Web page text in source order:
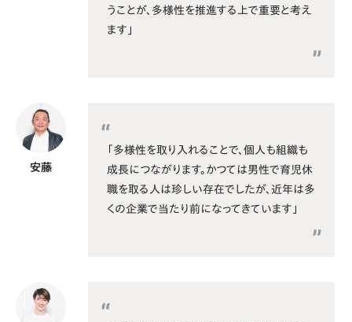
うことが、多様性を推進する上で重要と考え
ます」
安藤
「多様性を取り入れることで、個人も組織も
成長につながります。かつては男性で育児休
職を取る人は珍しい存在でしたが、近年は多
くの企業で当たり前になってきています」